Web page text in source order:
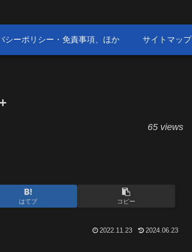
シーポリシー・免責事項、ほか サイトマップ
65 views
はてブ コピー
2022.11.23 2024.06.23